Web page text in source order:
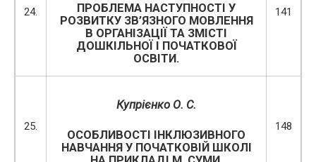
24.
ПРОБЛЕМА НАСТУПНОСТІ У
РОЗВИТКУ ЗВ’ЯЗНОГО МОВЛЕННЯ
В ОРГАНІЗАЦІЇ ТА ЗМІСТІ
ДОШКІЛЬНОЇ І ПОЧАТКОВОЇ
ОСВІТИ.
141
25.
Купрієнко О. С.
ОСОБЛИВОСТІ ІНКЛЮЗИВНОГО
НАВЧАННЯ У ПОЧАТКОВІЙ ШКОЛІ
148